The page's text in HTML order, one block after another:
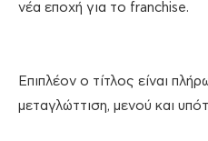
νέα εποχή για το franchise.
Επιπλέον ο τίτλος είναι
μεταγλώττιση, μενού και